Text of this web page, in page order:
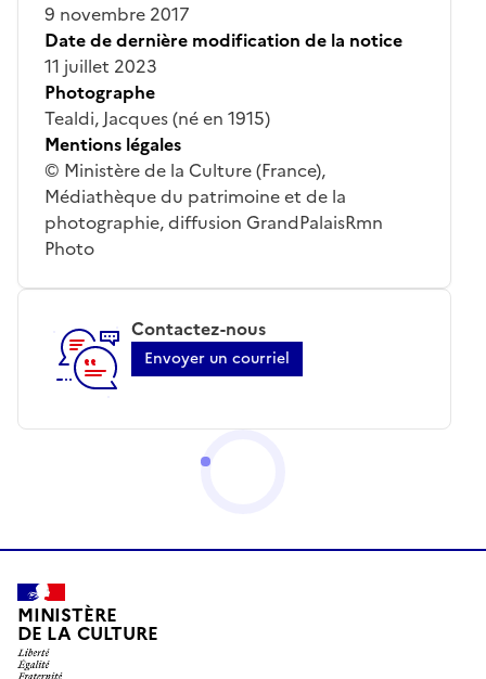
9 novembre 2017
Date de dernière modification de la notice
11 juillet 2023
Photographe
Tealdi, Jacques (né en 1915)
Mentions légales
© Ministère de la Culture (France),
Médiathèque du patrimoine et de la
photographie, diffusion GrandPalaisRmn
Photo
Contactez-nous
Envoyer un courriel
MINISTÈRE
DE LA CULTURE